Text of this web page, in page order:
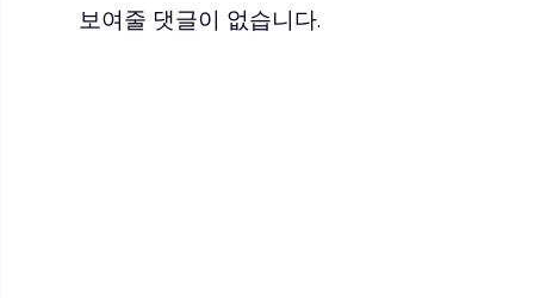
보여줄 댓글이 없습니다.